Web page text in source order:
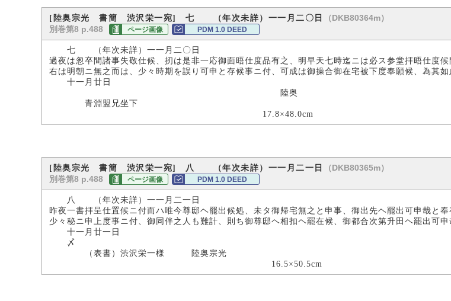
[陸奥宗光 書簡 渋沢栄一宛] 七 （年次未詳）一一月二〇日
（DKB80364m）
別巻第8 p.488
ページ画像 PDM 1.0 DEED
七 （年次未詳）一一月二〇日
過夜は怱卒間諸事失敬仕候、扨は是非一応御面晤仕度品有之、明早天七時迄ニは必ス参堂拝晤仕度
右は明朝ニ無之而は、少々時期を誤り可申と存候事ニ付、可成は御操合御在宅被下度奉願候、為其
十一月廿日
陸奥
青淵盟兄坐下
17.8×48.0cm
[陸奥宗光 書簡 渋沢栄一宛] 八 （年次未詳）一一月二一日
（DKB80365m）
別巻第8 p.488
ページ画像 PDM 1.0 DEED
八 （年次未詳）一一月二一日
昨夜一書拝呈仕置候ニ付而ハ唯今尊邸ヘ罷出候処、未タ御帰宅無之と申事、御出先ヘ罷出可申哉と
少々秘ニ申上度事ニ付、御同伴之人も難計、則ち御尊邸ヘ相扣ヘ罷在候、御都合次第升田ヘ罷出可
十一月廿一日
〆
（表書）渋沢栄一様 陸奥宗光
16.5×50.5cm